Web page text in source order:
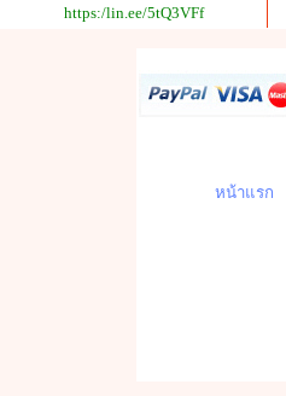
https:/lin.ee/5tQ3VFf
หน้าแรก